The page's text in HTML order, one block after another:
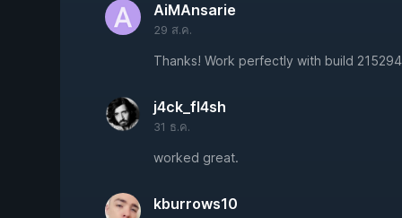
AiMAnsarie
29 ส.ค.
Thanks! Work perfectly with build 215294
j4ck_fl4sh
31 ธ.ค.
worked great.
kburrows10